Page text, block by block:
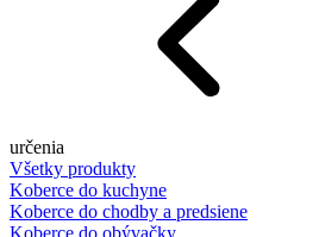
určenia
Všetky produkty
Koberce do kuchyne
Koberce do chodby a predsiene
Koberce do obývačky